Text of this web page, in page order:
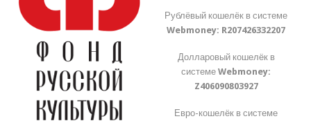
Рублёвый кошелёк в системе
Webmoney: R207426332207
Долларовый кошелёк в
системеWebmoney:
Z406090803927
Евро-кошелёк в системе